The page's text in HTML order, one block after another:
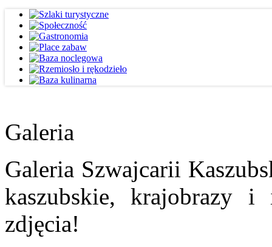
Galeria
Galeria Szwajcarii
kaszubskie, krajobrazy
zdjęcia!